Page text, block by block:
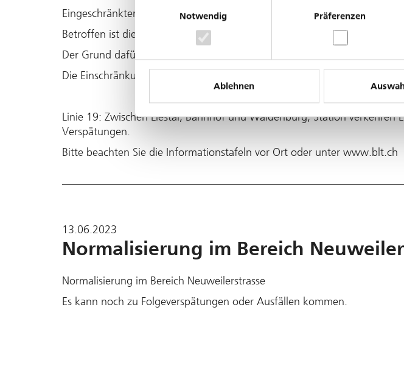
Notwendig
Präferenzen
Ablehnen
Eingeschränkter Betrieb zwischen Liestal, Bahnhof und Waldenburg (CH),
Betroffen ist die Linie 19.
Der Grund dafür sind Bauarbeiten.
Die Einschränkung dauert bis ca. 16.06.2023, 23:20.
Linie 19: Zwischen Liestal, Bahnhof und Waldenburg, Station verkehren
Verspätungen.
Bitte beachten Sie die Informationstafeln vor Ort oder unter www.blt.ch
13.06.2023
Normalisierung im Bereich
Normalisierung im Bereich Neuweilerstrasse
Es kann noch zu Folgeverspätungen oder Ausfällen kommen.